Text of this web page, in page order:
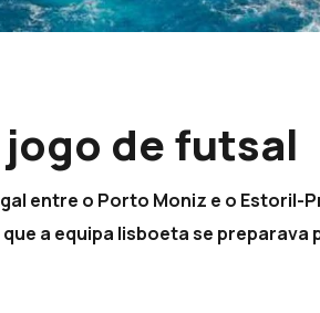
de futsal
entre o Porto Moniz e o Estoril-
a equipa lisboeta se preparava